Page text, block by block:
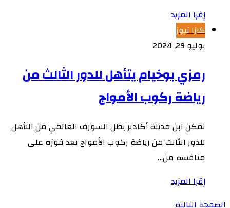
إقرا المزيد
كازا نيوز
يوليو 29, 2024
رمزي بوخيام يتأهل للدور الثالث من
رياضة ركوب الأمواج
تمكن ابن مدينة أكادير بطل السورف العالمي من التأهل
للدور الثالث من رياضة ركوب الأمواج بعد فوزه على
منافسه من…
إقرا المزيد
الصفحة التالية